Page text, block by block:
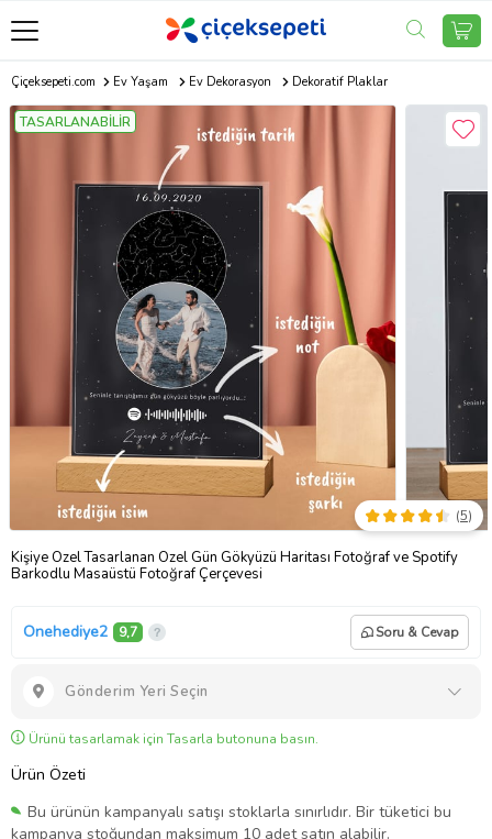
Çiçeksepeti.com Ev Yaşam Ev Dekorasyon Dekoratif Plaklar
TASARLANABİLİR
Kişiye Özel Tasarlanan Özel Gün Gökyüzü Haritası Fotoğraf ve Spotify
Barkodlu Masaüstü Fotoğraf Çerçevesi
(5)
Onehediye2 9,7 Soru & Cevap
Gönderim Yeri Seçin
Ürünü tasarlamak için Tasarla butonuna basın.
Ürün Özeti
Bu ürünün kampanyalı satışı stoklarla sınırlıdır. Bir tüketici bu
kampanya stoğundan maksimum 10 adet satın alabilir.